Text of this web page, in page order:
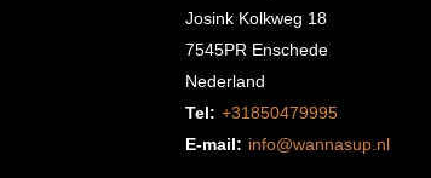
Josink Kolkweg 18
7545PR Enschede
Nederland
Tel: +31850479995
E-mail: info@wannasup.nl